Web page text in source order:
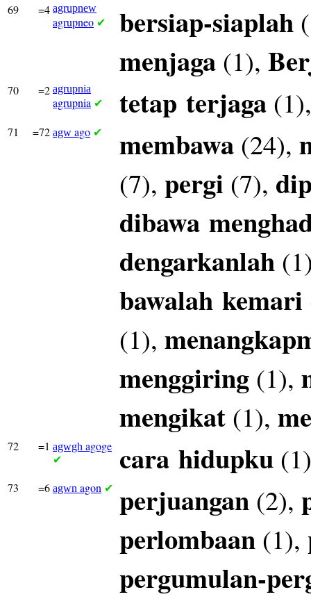
69 =4 agrupnew
agrupneo ✔ bersiap-siaplah
menjaga (1),
70 =2 agrupnia
agrupnia ✔ tetap terjaga
71 =72 agw ago ✔ membawa (24),
(7), pergi (7),
dibawa
dengarkanlah
bawalah kemari
(1),
menggiring (1),
mengikat (1),
72 =1 agwgh agoge
✔ cara hidupku (1)
73 =6 agwn agon ✔ perjuangan (2),
perlombaan (1),
pergumulan-